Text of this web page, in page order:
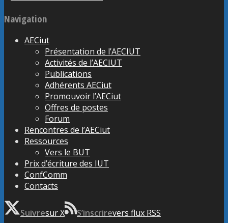
Navigation
AECiut
Présentation de l’AECIUT
Activités de l’AECIUT
Publications
Adhérents AECiut
Promouvoir l’AECiut
Offres de postes
Forum
Rencontres de l’AECiut
Ressources
Vers le BUT
Prix d’écriture des IUT
ConfComm
Contacts
Suivresur X S’inscrirevers flux RSS